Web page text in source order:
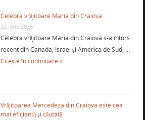
Celebra vrăjitoare Maria din Craiova
22 iulie 2026
Celebra vrăjitoare Maria din Craiova s-a întors
recent din Canada, Israel şi America de Sud, …
Citește în continuare »
Vrăjitoarea Mercedeza din Craiova este cea
mai eficientă şi căutată